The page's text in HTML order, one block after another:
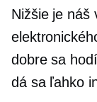
Nižšie je náš
dobre sa hodí
dá sa ľahko